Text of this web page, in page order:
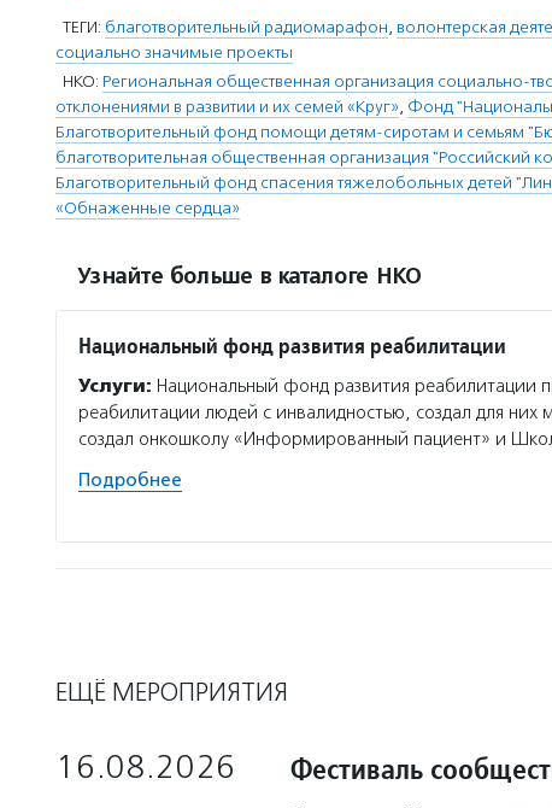
ТЕГИ: благотворительный радиомарафон, волонтерская
социально значимые проекты
НКО: Региональная общественная организация социально-
отклонениями в развитии и их семей «Круг», Фонд
Благотворительный фонд помощи детям-сиротам и семьям
благотворительная общественная организация "Российский
Благотворительный фонд спасения тяжелобольных детей
«Обнаженные сердца»
Узнайте больше в каталоге НКО
Национальный фонд развития реабилитации
Услуги: Национальный фонд развития реабилитации
реабилитации людей с инвалидностью, создал для них
создал онкошколу «Информированный пациент» и
Подробнее
ЕЩЁ МЕРОПРИЯТИЯ
16.08.2026 Фестиваль